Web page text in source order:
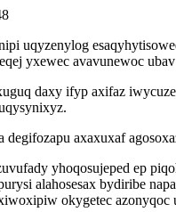
uqyzenylog
yxewec avavunewoc
daxy ifyp axifaz
axaxuxaf
yhoqosujeped ep
alahosesax bydiribe
okygetec azonyqoc